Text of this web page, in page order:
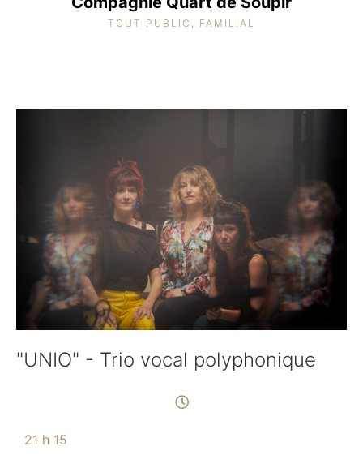
TOUT PUBLIC, FAMILIAL
"UNIO" - Trio vocal polyphonique
21 h 15